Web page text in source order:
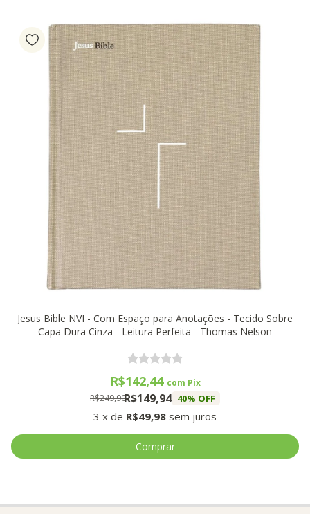
Jesus Bible NVI - Com Espaço para Anotações - Tecido Sobre
Capa Dura Cinza - Leitura Perfeita - Thomas Nelson
R$149,94
R$249,90 40% OFF
3 x de R$49,98 sem juros
R$142,44 com Pix